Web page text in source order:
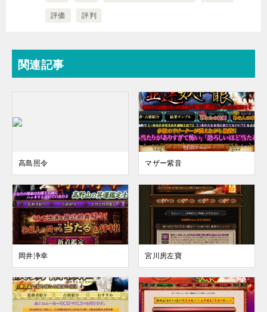
評価 評判
関連記事
高島照令 マザー紫音
岡井浄幸 宮川房左寶